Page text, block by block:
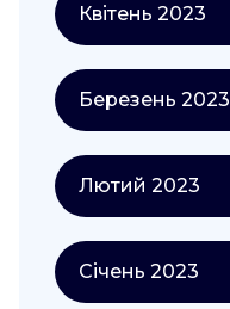
Квітень 2023
Березень 2023
Лютий 2023
Січень 2023